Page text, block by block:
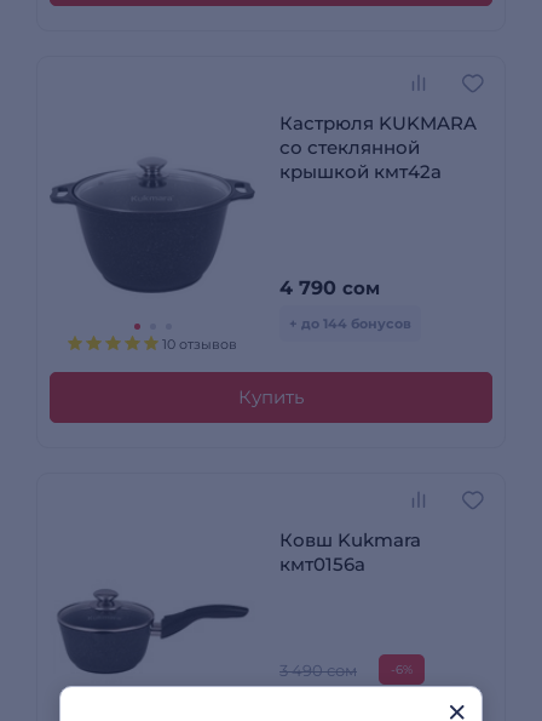
10 отзывов
Кастрюля KUKMARA
со стеклянной
крышкой кмт42а
4 790 сом
+ до 144 бонусов
Купить
Ковш Kukmara
кмт0156а
3 490 сом -6%